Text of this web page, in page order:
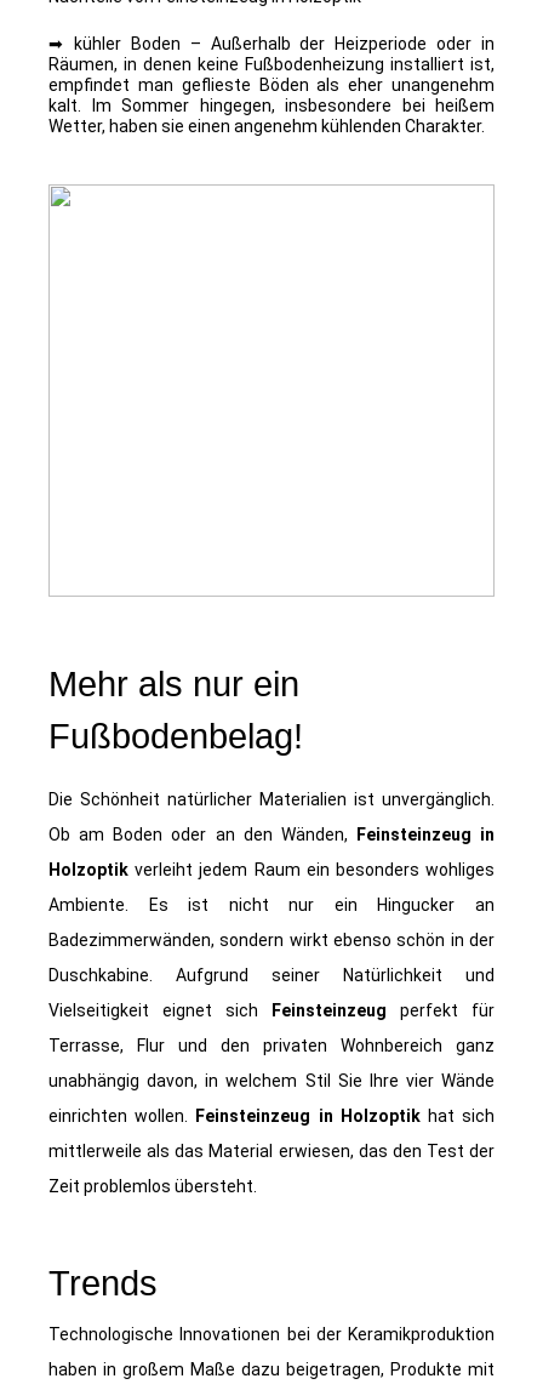
➡
kühler Boden – Außerhalb der Heizperiode oder in
Räumen, in denen keine Fußbodenheizung installiert ist,
empfindet man geflieste Böden als eher unangenehm
kalt. Im Sommer hingegen, insbesondere bei heißem
Wetter, haben sie einen angenehm kühlenden Charakter.
Mehr als nur ein
Fußbodenbelag!
Die Schönheit natürlicher Materialien ist unvergänglich.
Ob am Boden oder an den Wänden,
Feinsteinzeug in
Holzoptik verleiht jedem Raum ein besonders wohliges
Ambiente. Es ist nicht nur ein Hingucker an
Badezimmerwänden, sondern wirkt ebenso schön in der
Duschkabine. Aufgrund seiner Natürlichkeit und
Vielseitigkeit eignet sich
Feinsteinzeug perfekt für
Terrasse, Flur und den privaten Wohnbereich ganz
unabhängig davon, in welchem Stil Sie Ihre vier Wände
einrichten wollen.
Feinsteinzeug in Holzoptikhat sich
mittlerweile als das Material erwiesen, das den Test der
Zeit problemlos übersteht.
Trends
Technologische Innovationen bei der Keramikproduktion
haben in großem Maße dazu beigetragen, Produkte mit